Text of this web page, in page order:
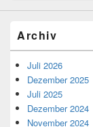
Archiv
Juli 2026
Dezember 2025
Juli 2025
Dezember 2024
November 2024